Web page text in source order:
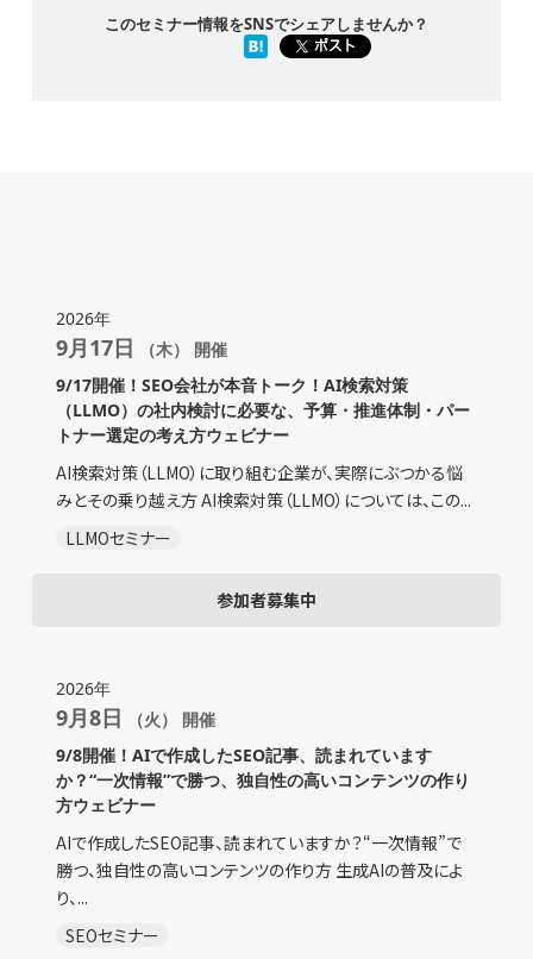
このセミナー情報をSNSでシェアしませんか？
2026年
9月17日 （木） 開催
9/17開催！SEO会社が本音トーク！AI検索対策
（LLMO）の社内検討に必要な、予算・推進体制・パー
トナー選定の考え方ウェビナー
AI検索対策（LLMO）に取り組む企業が、実際にぶつかる悩
みとその乗り越え方 AI検索対策（LLMO）については、この...
LLMOセミナー
参加者募集中
2026年
9月8日 （火） 開催
9/8開催！AIで作成したSEO記事、読まれています
か？“一次情報”で勝つ、独自性の高いコンテンツの作り
方ウェビナー
AIで作成したSEO記事、読まれていますか？“一次情報”で
勝つ、独自性の高いコンテンツの作り方 生成AIの普及によ
り、...
SEOセミナー